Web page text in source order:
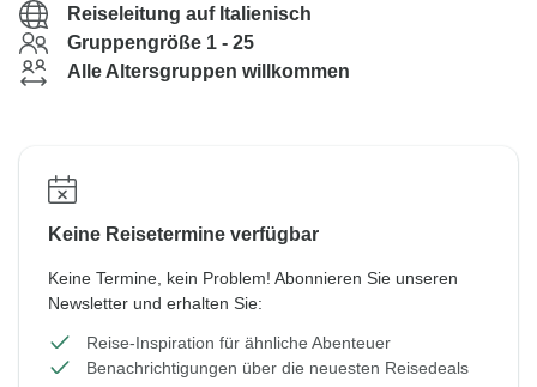
Reiseleitung auf Italienisch
Gruppengröße 1 - 25
Alle Altersgruppen willkommen
Keine Reisetermine verfügbar
Keine Termine, kein Problem! Abonnieren Sie unseren
Newsletter und erhalten Sie:
Reise-Inspiration für ähnliche Abenteuer
Benachrichtigungen über die neuesten Reisedeals